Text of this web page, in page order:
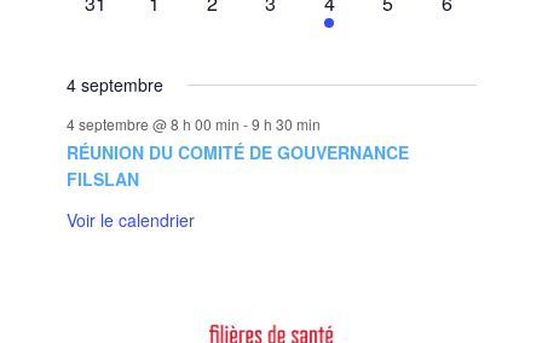
ÉVÈNEMENT,
ÉVÈNEMENT,
ÉVÈNEMENT,
4 septembre
4 septembre @ 8 h 00 min -9 h 30 min
RÉUNION DU COMITÉ DE GOUVERNANCE
FILSLAN
Voir le calendrier